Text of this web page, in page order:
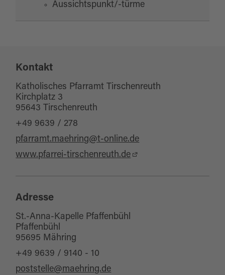
Aussichtspunkt/-türme
Kontakt
Katholisches Pfarramt Tirschenreuth
Kirchplatz 3
95643 Tirschenreuth
+49 9639 / 278
pfarramt.maehring@t-online.de
www.pfarrei-tirschenreuth.de
Adresse
St.-Anna-Kapelle Pfaffenbühl
Pfaffenbühl
95695 Mähring
+49 9639 / 9140 - 10
poststelle@maehring.de